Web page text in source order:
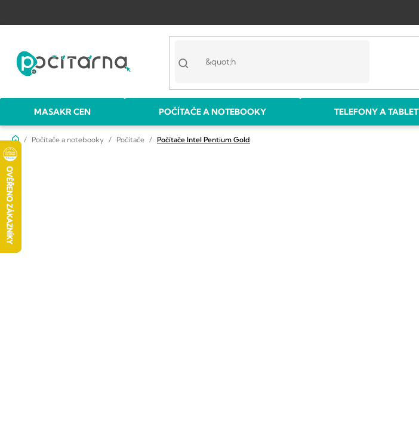
obsah
MASAKR CEN POČÍTAČE A NOTEBOOKY TELEFONY A
DomůPočítače a notebooky Počítače Počítače Intel Pentium Gold
P
o
s
t
r
a